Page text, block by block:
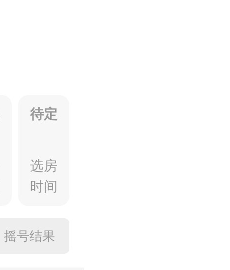
待定
选房
时间
摇号结果